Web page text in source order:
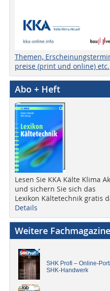
Themen,
preise (print und online) etc.
Abo + Heft
Lesen Sie KKA Kälte Klima
und sichern Sie sich das
Lexikon Kältetechnik gratis
Details
Weitere Fachmagazine
SHK Profi – Online-
SHK-Handwerk